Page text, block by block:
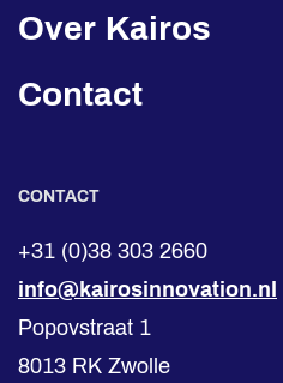
Over Kairos
Contact
CONTACT
+31 (0)38 303 2660
info@kairosinnovation.nl
Popovstraat 1
8013 RK Zwolle